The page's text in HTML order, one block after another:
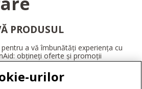
PRODUSUL
a vă îmbunătăți experiența cu
obțineți oferte și promoții
de la profesioniști și multe altele.
urilor